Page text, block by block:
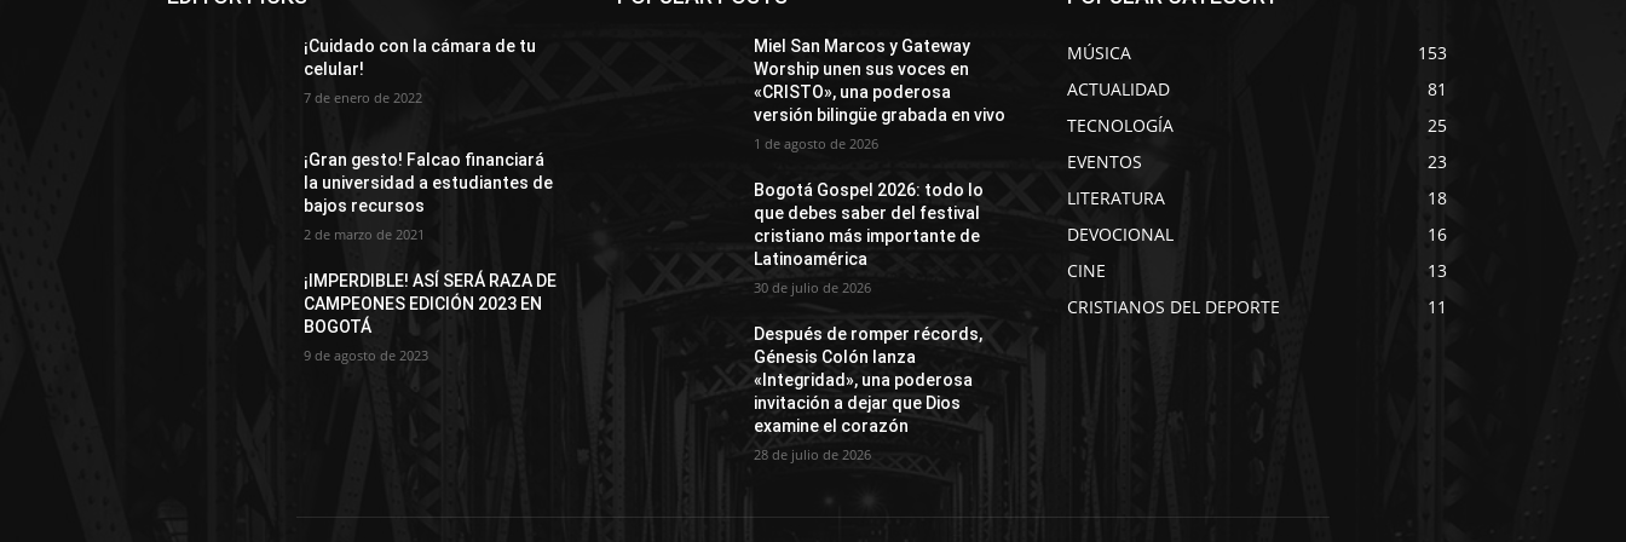
¡Cuidado con la cámara de tu
celular!
7 de enero de 2022
¡Gran gesto! Falcao financiará
la universidad a estudiantes de
bajos recursos
2 de marzo de 2021
¡IMPERDIBLE! ASÍ SERÁ RAZA DE
CAMPEONES EDICIÓN 2023 EN
BOGOTÁ
9 de agosto de 2023
Miel San Marcos y Gateway
Worship unen sus voces en
«CRISTO», una poderosa
versión bilingüe grabada en vivo
1 de agosto de 2026
Bogotá Gospel 2026: todo lo
que debes saber del festival
cristiano más importante de
Latinoamérica
30 de julio de 2026
Después de romper récords,
Génesis Colón lanza
«Integridad», una poderosa
invitación a dejar que Dios
examine el corazón
28 de julio de 2026
MÚSICA
153
ACTUALIDAD
81
TECNOLOGÍA
25
EVENTOS
23
LITERATURA
18
DEVOCIONAL
16
CINE
13
CRISTIANOS DEL DEPORTE
11